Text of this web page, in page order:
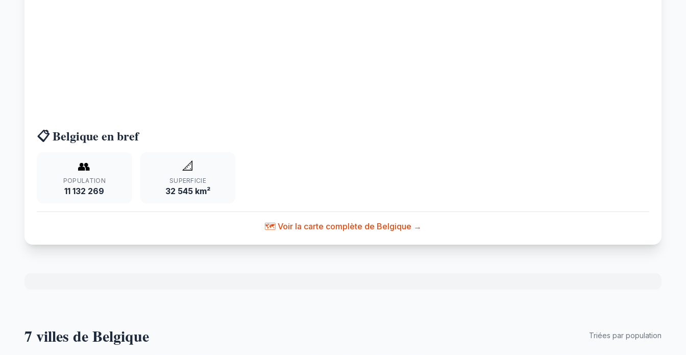
📋 Belgique en bref
👥
POPULATION
11 132 269
📐
SUPERFICIE
32 545 km²
🗺️ Voir la carte complète de Belgique →
7 villes de Belgique Triées par population